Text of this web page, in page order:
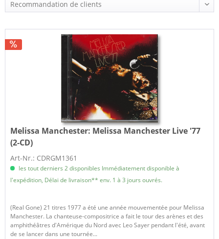
Melissa Manchester: Melissa Manchester Live '77
(2-CD)
Art-Nr.: CDRGM1361
les tout derniers 2 disponibles Immédiatement disponible à
l'expédition, Délai de livraison** env. 1 à 3 jours ouvrés.
(Real Gone) 21 titres 1977 a été une année mouvementée pour Melissa
Manchester. La chanteuse-compositrice a fait le tour des arènes et des
amphithéâtres d'Amérique du Nord avec Leo Sayer pendant l'été, avant
de se lancer dans une tournée...